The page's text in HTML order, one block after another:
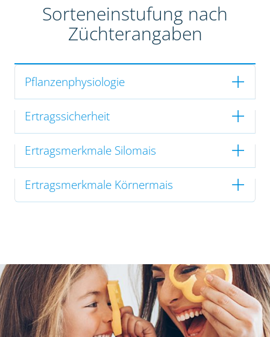
Sorteneinstufung nach
Züchterangaben
Pflanzenphysiologie
Ertragssicherheit
Ertragsmerkmale Silomais
Ertragsmerkmale Körnermais